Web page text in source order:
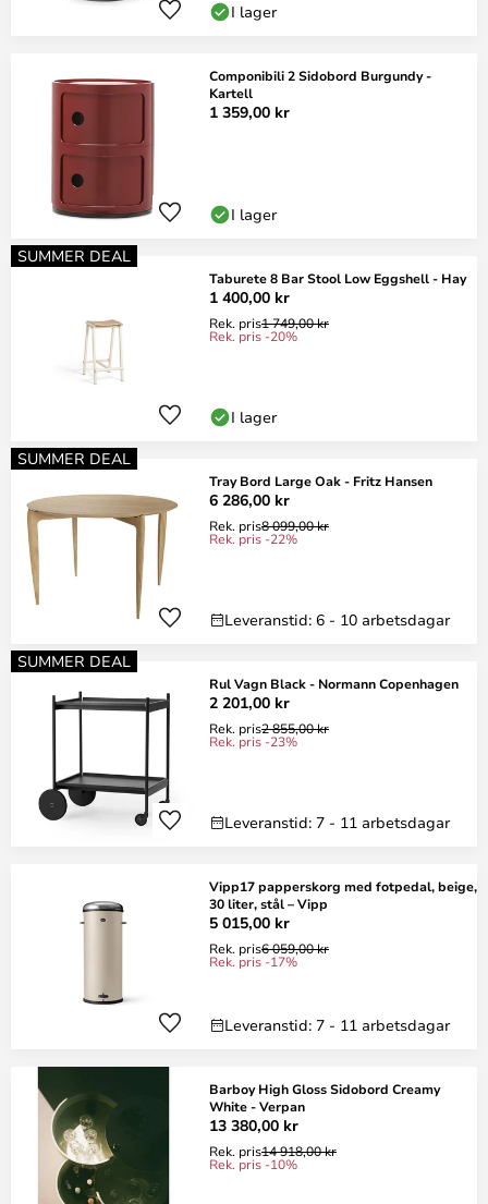
I lager
Componibili 2 Sidobord Burgundy -
Kartell
1 359,00 kr
I lager
SUMMER DEAL
Taburete 8 Bar Stool Low Eggshell - Hay
1 400,00 kr
Rek. pris1 749,00 kr
Rek. pris -20%
I lager
SUMMER DEAL
Tray Bord Large Oak - Fritz Hansen
6 286,00 kr
Rek. pris8 099,00 kr
Rek. pris -22%
Leveranstid: 6 - 10 arbetsdagar
SUMMER DEAL
Rul Vagn Black - Normann Copenhagen
2 201,00 kr
Rek. pris2 855,00 kr
Rek. pris -23%
Leveranstid: 7 - 11 arbetsdagar
Vipp17 papperskorg med fotpedal, beige,
30 liter, stål – Vipp
5 015,00 kr
Rek. pris6 059,00 kr
Rek. pris -17%
Leveranstid: 7 - 11 arbetsdagar
Barboy High Gloss Sidobord Creamy
White - Verpan
13 380,00 kr
Rek. pris14 918,00 kr
Rek. pris -10%